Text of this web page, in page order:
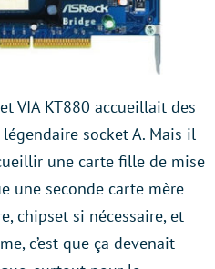
VIA KT880 accueillait des
socket A. Mais il
une carte fille de mise
une seconde carte mère
chipset si nécessaire, et
c’est que ça devenait